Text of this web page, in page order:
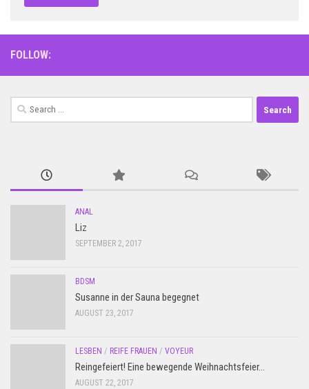
FOLLOW:
Search
for:
ANAL
Liz
SEPTEMBER 2, 2017
BDSM
Susanne in der Sauna begegnet
AUGUST 23, 2017
LESBEN / REIFE FRAUEN / VOYEUR
Reingefeiert! Eine bewegende Weihnachtsfeier…
AUGUST 22, 2017